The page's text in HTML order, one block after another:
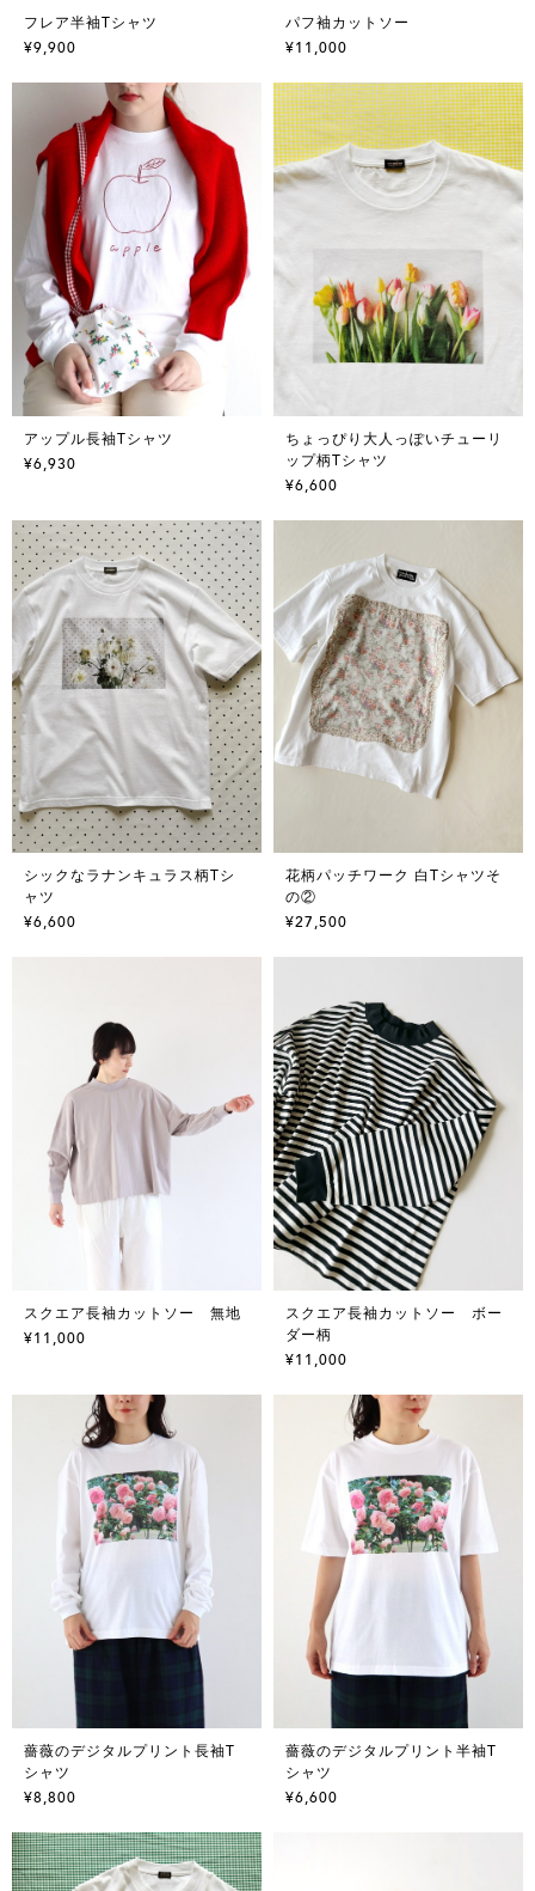
フレア半袖Tシャツ
¥9,900
パフ袖カットソー
¥11,000
アップル長袖Tシャツ
¥6,930
ちょっぴり大人っぽいチューリ
ップ柄Tシャツ
¥6,600
シックなラナンキュラス柄Tシ
ャツ
¥6,600
花柄パッチワーク 白Tシャツそ
の②
¥27,500
スクエア長袖カットソー 無地
¥11,000
スクエア長袖カットソー ボー
ダー柄
¥11,000
薔薇のデジタルプリント長袖T
シャツ
¥8,800
薔薇のデジタルプリント半袖T
シャツ
¥6,600